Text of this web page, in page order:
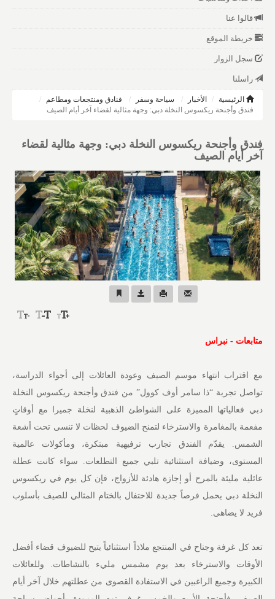
قالوا عنا
خريطة الموقع
سجل الزوار
راسلنا
الرئيسية الأخبار سياحة وسفر
فنادق ومنتجعات ومطاعم
فندق وأجنحة ريكسوس النخلة دبي: وجهة مثالية لقضاء آخر أيام الصيف
فندق وأجنحة ريكسوس النخلة دبي: وجهة مثالية لقضاء
آخر أيام الصيف
متابعات - نبراس
مع اقتراب انتهاء موسم الصيف وعودة العائلات إلى أجواء الدراسة،
تواصل تجربة “ذا سامر أوف كوول” من فندق وأجنحة ريكسوس النخلة
دبي فعالياتها المميزة على الشواطئ الذهبية لنخلة جميرا مع أوقاتٍ
مفعمة بالمغامرة والاسترخاء لتمنح الضيوف لحظات لا تنسى تحت أشعة
الشمس. يقدّم الفندق تجارب ترفيهية مبتكرة، ومأكولات عالمية
المستوى، وضيافة استثنائية تلبي جميع التطلعات. سواء كانت عطلة
عائلية مليئة بالمرح أو إجازة هادئة للأزواج، فإن كل يوم في ريكسوس
النخلة دبي يحمل فرصاً جديدة للاحتفال بالختام المثالي للصيف بأسلوب
فريد لا يضاهى.
تعد كل غرفة وجناح في المنتجع ملاذاً استثنائياً يتيح للضيوف قضاء أفضل
الأوقات والاسترخاء بعد يوم مشمس مليء بالنشاطات. وللعائلات
الكبيرة وجميع الراغبين في الاستفادة القصوى من عطلتهم خلال آخر أيام